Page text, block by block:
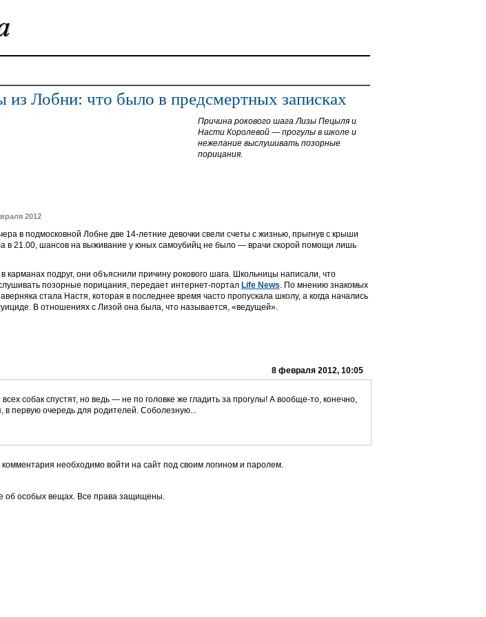
из Лобни: что было в предсмертных записках
Причина рокового шага Лизы Пецыля и
Насти Королевой — прогулы в школе и
нежелание выслушивать позорные
порицания.
2012
в подмосковной Лобне две 14-летние девочки свели счеты с жизнью, прыгнув с крыши
в 21.00, шансов на выживание у юных самоубийц не было — врачи скорой помощи лишь
карманах подруг, они объяснили причину рокового шага. Школьницы написали, что
позорные порицания, передает интернет-портал Life News. По мнению знакомых
стала Настя, которая в последнее время часто пропускала школу, а когда начались
В отношениях с Лизой она была, что называется, «ведущей».
8 февраля 2012, 10:05
собак спустят, но ведь — не по головке же гладить за прогулы! А вообще-то, конечно,
в первую очередь для родителей. Соболезную...
необходимо войти на сайт под своим логином и паролем.
об особых вещах. Все права защищены.